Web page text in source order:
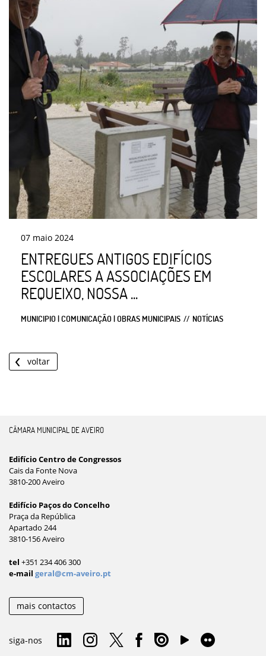
07 maio 2024
ENTREGUES ANTIGOS EDIFÍCIOS
ESCOLARES A ASSOCIAÇÕES EM
REQUEIXO, NOSSA ...
MUNICIPIO | COMUNICAÇÃO | OBRAS MUNICIPAIS NOTÍCIAS
voltar
CÂMARA MUNICIPAL DE AVEIRO
Edifício Centro de Congressos
Cais da Fonte Nova
3810-200 Aveiro
Edifício Paços do Concelho
Praça da República
Apartado 244
3810-156 Aveiro
tel +351 234 406 300
e-mail geral@cm-aveiro.pt
mais contactos
siga-nos